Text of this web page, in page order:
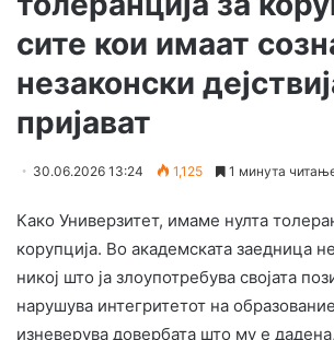
сите кои имаат
незаконски
пријават
30.06.2026 13:24 1,125 1 минута
Како Универзитет, имаме нулта
корупција. Во академската заедница
никој што ја злоупотребува својата
нарушува интегритетот на
изневерува довербата што му е